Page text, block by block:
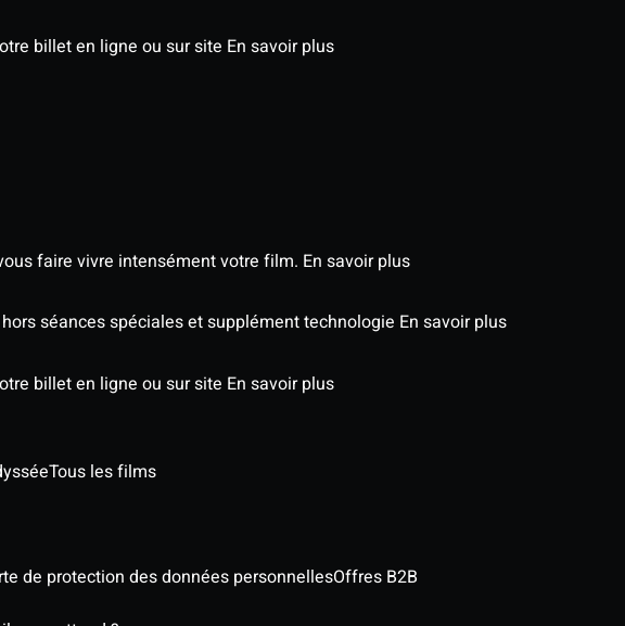
billet en ligne ou sur site En savoir plus
faire vivre intensément votre film. En savoir plus
séances spéciales et supplément technologie En savoir plus
billet en ligne ou sur site En savoir plus
Tous les films
de protection des données personnellesOffres B2B